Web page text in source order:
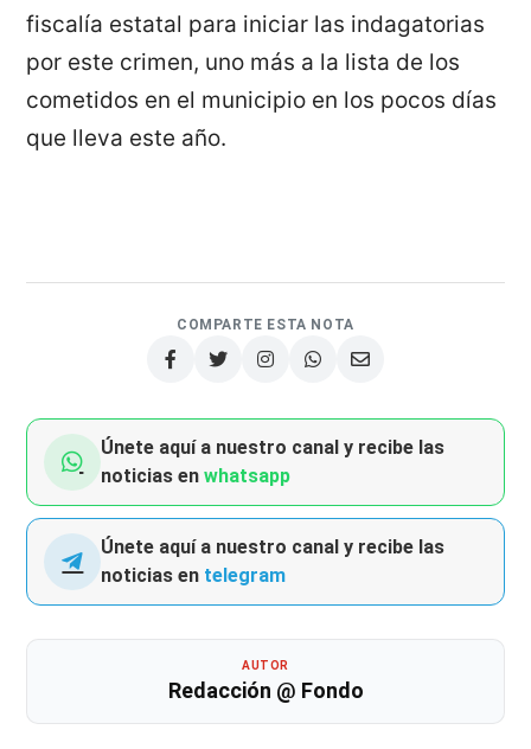
fiscalía estatal para iniciar las indagatorias
por este crimen, uno más a la lista de los
cometidos en el municipio en los pocos días
que lleva este año.
COMPARTE ESTA NOTA
Únete aquí a nuestro canal y recibe las
noticias enwhatsapp
Únete aquí a nuestro canal y recibe las
noticias en telegram
AUTOR
Redacción @ Fondo